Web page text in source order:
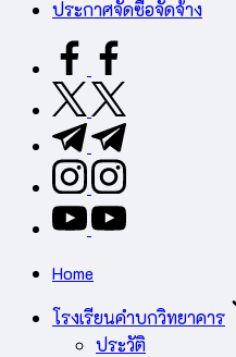
ประกาศจัดซื้อจัดจ้าง
facebook.com
twitter.com
t.me
instagram.com
youtube.com
Home
โรงเรียนคำบกวิทยาคาร
ประวัติ